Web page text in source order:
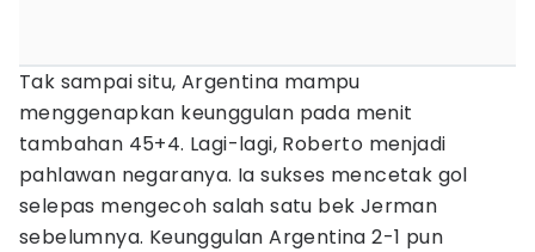
Tak sampai situ, Argentina mampu
menggenapkan keunggulan pada menit
tambahan 45+4. Lagi-lagi, Roberto menjadi
pahlawan negaranya. Ia sukses mencetak gol
selepas mengecoh salah satu bek Jerman
sebelumnya. Keunggulan Argentina 2-1 pun